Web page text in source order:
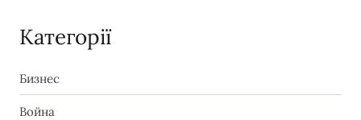
Категорії
Бизнес
Война